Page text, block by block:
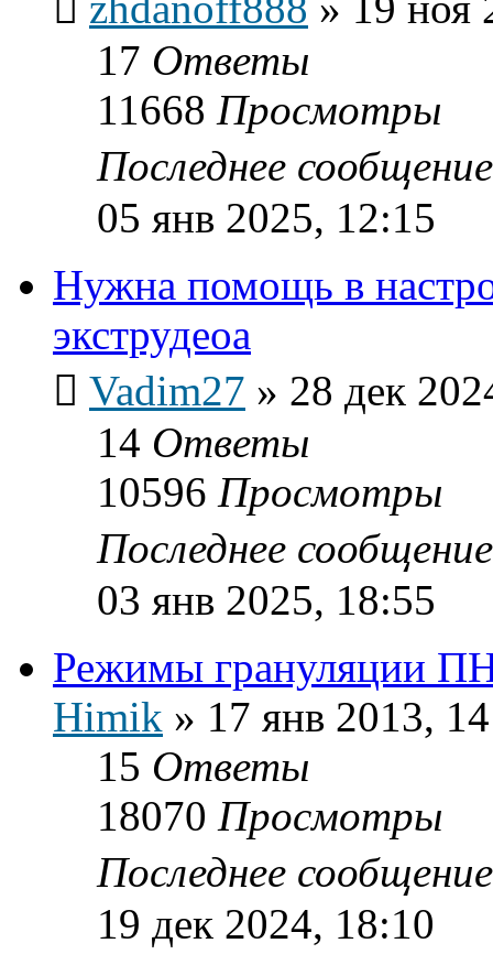
17 Ответы
11668 Просмотры
Последнее
05 янв 2025, 12:15
Нужна помощь в
экструдеоа
Vadim27 » 28 дек
14 Ответы
10596 Просмотры
Последнее
03 янв 2025, 18:55
Режимы грануляции
Himik » 17 янв 2013,
15 Ответы
18070 Просмотры
Последнее
19 дек 2024, 18:10